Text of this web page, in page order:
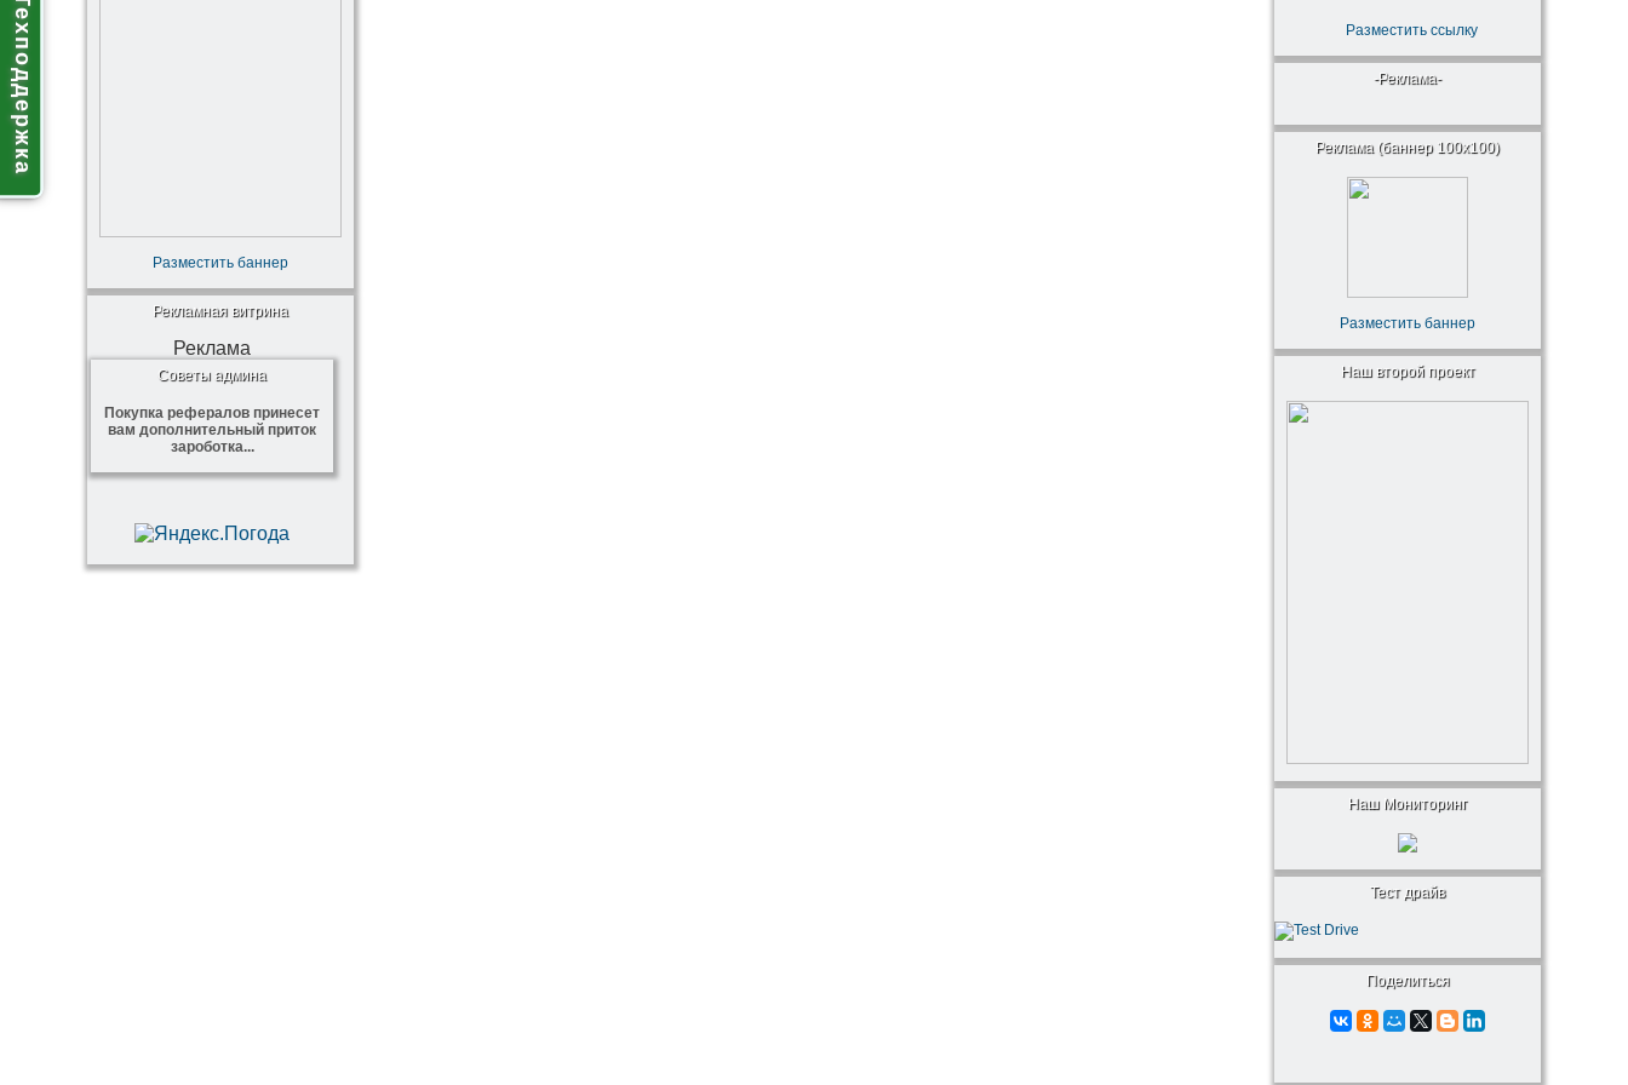
Разместить баннер
Рекламная витрина
Реклама
Советы админа
Покупка рефералов принесет
вам дополнительный приток
зароботка...
Разместить ссылку
-Реклама-
Реклама (баннер 100x100)
Разместить баннер
Наш второй проект
Наш Мониторинг
Тест драйв
Поделиться
Техподдержка